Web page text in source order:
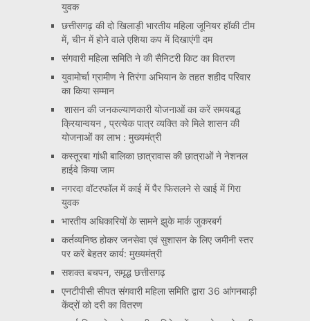
युवक
छत्तीसगढ़ की दो खिलाड़ी भारतीय महिला जूनियर हॉकी टीम
में, चीन में होने वाले एशिया कप में दिखाएंगी दम
संगवारी महिला समिति ने की सैनिटरी किट का वितरण
युवामोर्चा ग्रामीण ने तिरंगा अभियान के तहत शहीद परिवार
का किया सम्मान
शासन की जनकल्याणकारी योजनाओं का करें समयबद्ध
क्रियान्वयन , प्रत्येक पात्र व्यक्ति को मिले शासन की
योजनाओं का लाभ : मुख्यमंत्री
कस्तूरबा गांधी बालिका छात्रावास की छात्राओं ने नेशनल
हाईवे किया जाम
नगरदा वॉटरफॉल में काई में पैर फिसलने से खाई में गिरा
युवक
भारतीय अधिकारियों के सामने झुके मार्क जुकरबर्ग
कर्तव्यनिष्ठ होकर जनसेवा एवं सुशासन के लिए जमीनी स्तर
पर करें बेहतर कार्य: मुख्यमंत्री
सशक्त बचपन, समृद्ध छत्तीसगढ़
एनटीपीसी सीपत संगवारी महिला समिति द्वारा 36 आंगनबाड़ी
केंद्रों को दरी का वितरण